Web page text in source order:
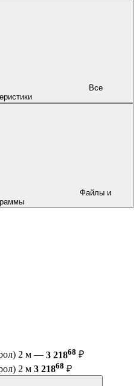
2 м — 3 21868 ₽
2 м 3 21868 ₽